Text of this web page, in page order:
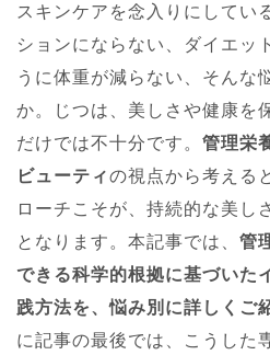
c
e
b
o
o
k
tt
er
e
スキンケアを念入りにしてい
ションにならない、ダイエッ
うに体重が減らない、そんな
か。じつは、美しさや健康を
だけでは不十分です。 管理栄
ビューティの視点から考える
ローチこそが、持続的な美し
となります。本記事では、 管
できる科学的根拠に基づいた
践方法を、悩み別に詳しくご
に記事の最後では、こうした